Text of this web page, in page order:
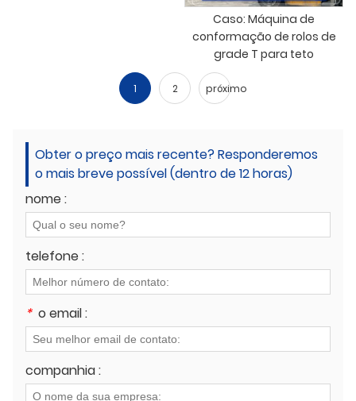
Caso: Máquina de
conformação de rolos de
grade T para teto
1 2 próximo
Obter o preço mais recente? Responderemos
o mais breve possível (dentro de 12 horas)
nome :
telefone :
* o email :
companhia :